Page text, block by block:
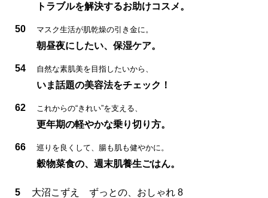
トラブルを解決するお助けコスメ。
50 マスク生活が肌乾燥の引き金に。
朝昼夜にしたい、保湿ケア。
54 自然な素肌美を目指したいから、
いま話題の美容法をチェック！
62 これからの“きれい”を支える、
更年期の軽やかな乗り切り方。
66 巡りを良くして、腸も肌も健やかに。
穀物菜食の、週末肌養生ごはん。
5 大沼こずえ ずっとの、おしゃれ 8